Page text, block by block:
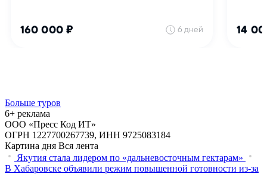
Больше туров
6+ реклама
ООО «Пресс Код ИТ»
ОГРН 1227700267739, ИНН 9725083184
Картина дня Вся лента
Якутия стала лидером по «дальневосточным гектарам»
В Хабаровске объявили режим повышенной готовности из‑за